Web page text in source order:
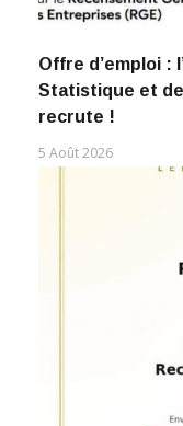
Offre d’emploi :
Statistique et de
recrute !
5 Août 2026